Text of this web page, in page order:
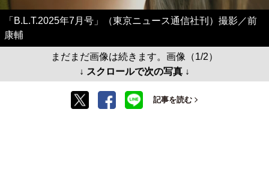
「B.L.T.2025年7月号」（東京ニュース通信社刊）撮影／前
康輔
まだまだ画像は続きます。画像（1/2）
↓ スクロールで次の写真 ↓
記事を読む